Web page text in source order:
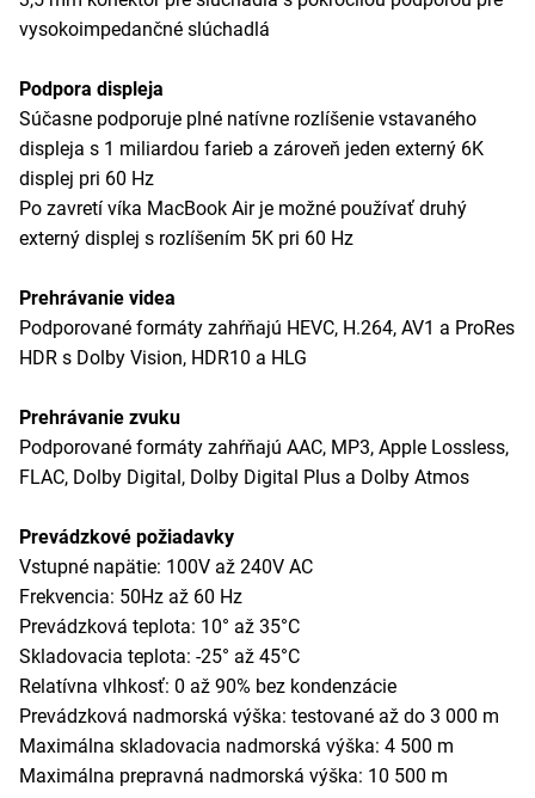
vysokoimpedančné slúchadlá
Podpora displeja
Súčasne podporuje plné natívne rozlíšenie vstavaného
displeja s 1 miliardou farieb a zároveň jeden externý 6K
displej pri 60 Hz
Po zavretí víka MacBook Air je možné používať druhý
externý displej s rozlíšením 5K pri 60 Hz
Prehrávanie videa
Podporované formáty zahŕňajú HEVC, H.264, AV1 a ProRes
HDR s Dolby Vision, HDR10 a HLG
Prehrávanie zvuku
Podporované formáty zahŕňajú AAC, MP3, Apple Lossless,
FLAC, Dolby Digital, Dolby Digital Plus a Dolby Atmos
Prevádzkové požiadavky
Vstupné napätie: 100V až 240V AC
Frekvencia: 50Hz až 60 Hz
Prevádzková teplota: 10° až 35°C
Skladovacia teplota: -25° až 45°C
Relatívna vlhkosť: 0 až 90% bez kondenzácie
Prevádzková nadmorská výška: testované až do 3 000 m
Maximálna skladovacia nadmorská výška: 4 500 m
Maximálna prepravná nadmorská výška: 10 500 m